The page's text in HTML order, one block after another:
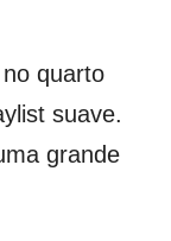
quarto
suave.
grande